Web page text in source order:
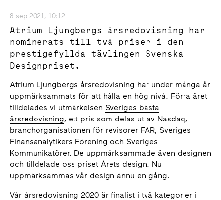
8 sep 2021, 10:12
Atrium Ljungbergs årsredovisning har
nominerats till två priser i den
prestigefyllda tävlingen Svenska
Designpriset.
Atrium Ljungbergs årsredovisning har under många år
uppmärksammats för att hålla en hög nivå. Förra året
tilldelades vi utmärkelsen Sveriges bästa
årsredovisning, ett pris som delas ut av Nasdaq,
branchorganisationen för revisorer FAR, Sveriges
Finansanalytikers Förening och Sveriges
Kommunikatörer. De uppmärksammade även designen
och tilldelade oss priset Årets design. Nu
uppmärksammas vår design ännu en gång.
Vår årsredovisning 2020 är finalist i två kategorier i